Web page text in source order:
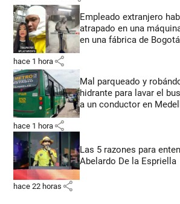
Empleado extranjero
atrapado en una
en una fábrica de Bogotá
hace 1 hora share
Mal parqueado y
hidrante para lavar el
a un conductor en
hace 1 hora share
Las 5 razones para
Abelardo De la Espriella
hace 22 horas share